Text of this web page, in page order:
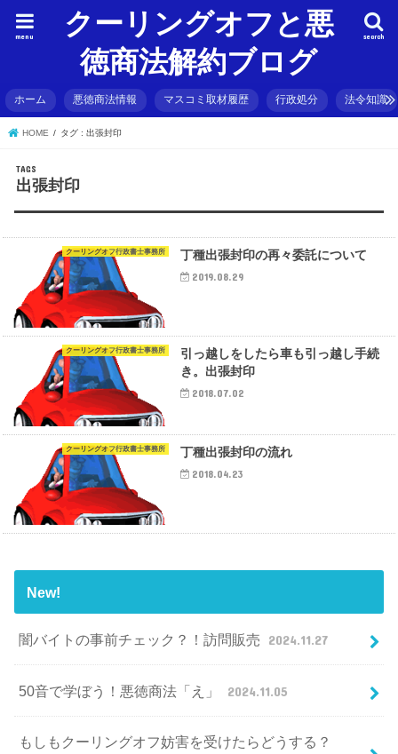
クーリングオフと悪
徳商法解約ブログ
search
menu
ホーム 悪徳商法情報 マスコミ取材履歴 行政処分 法令知識
HOME タグ : 出張封印
出張封印
クーリングオフ行政書士事務所 丁種出張封印の再々委託について
2019.08.29
クーリングオフ行政書士事務所
引っ越しをしたら車も引っ越し手続
き。出張封印
2018.07.02
クーリングオフ行政書士事務所 丁種出張封印の流れ
2018.04.23
New!
闇バイトの事前チェック？！訪問販売 2024.11.27
50音で学ぼう！悪徳商法「え」 2024.11.05
もしもクーリングオフ妨害を受けたらどうする？